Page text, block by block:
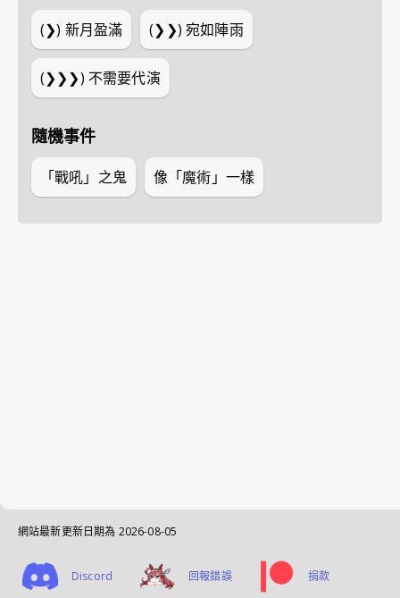
(❯) 新月盈滿 (❯❯)宛如陣雨
(❯❯❯) 不需要代演
隨機事件
「戰吼」之鬼 像「魔術」一樣
網站最新更新日期為 2026-08-05
Discord 回報錯誤 捐款